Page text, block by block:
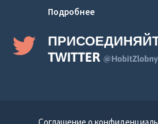
Подробнее
TWITTER @HobitZlobny